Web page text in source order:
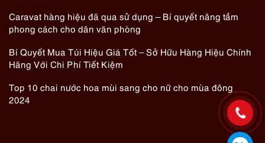
Caravat hàng hiệu đã qua sử dụng – Bí quyết nâng tầm
phong cách cho dân văn phòng
Bí Quyết Mua Túi Hiệu Giá Tốt – Sở Hữu Hàng Hiệu Chính
Hãng Với Chi Phí Tiết Kiệm
Top 10 chai nước hoa mùi sang cho nữ cho mùa đông
2024